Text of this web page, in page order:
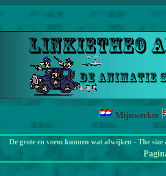
Mijnwerker
De grote en vorm kunnen wat afwijken - The